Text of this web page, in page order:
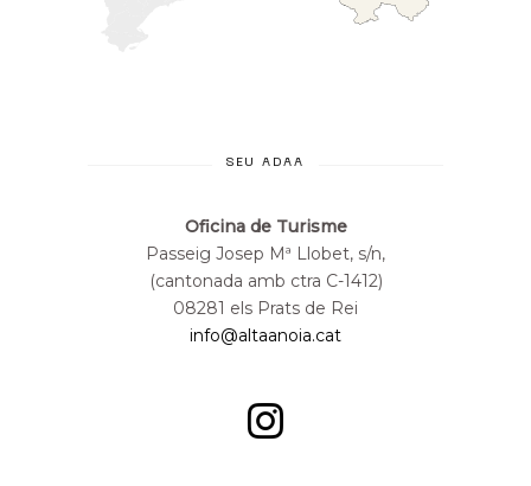
SEU ADAA
Oficina de Turisme
Passeig Josep Mª Llobet, s/n,
(cantonada amb ctra C-1412)
08281 els Prats de Rei
info@altaanoia.cat